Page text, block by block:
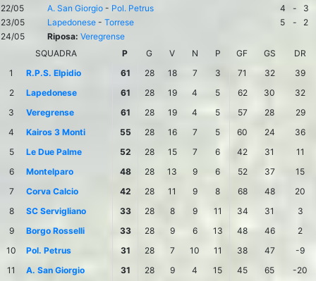
22/05
A. San Giorgio - Pol. Petrus 4 -
3
23/05
Lapedonese - Torrese 5 -
2
24/05
Riposa: Veregrense
SQUADRA
P G V N P GF GS
DR
1
R.P.S. Elpidio 61 28 18 7 3 71 32
39
2
Lapedonese 61 28 19 4 5 62 30
32
3
Veregrense 61 28 19 4 5 57 28
29
4
Kairos 3 Monti 55 28 16 7 5 60 24
36
5
Le Due Palme 52 28 15 7 6 42 31
11
6
Montelparo 48 28 13 9 6 52 37
15
7
Corva Calcio 42 28 11 9 8 68 48
20
8
SC Servigliano 33 28 8 9 11 34 31
3
9
Borgo Rosselli 33 28 9 6 13 48 46
2
10
Pol. Petrus 31 28 7 10 11 38 47
-9
11
A. San Giorgio 31 28 9 4 15 45 65
-20